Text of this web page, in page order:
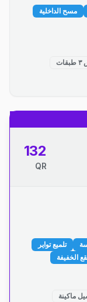
مسح الداخلية
132
QR
تلميع تواير
الخفيفة
ماكينة